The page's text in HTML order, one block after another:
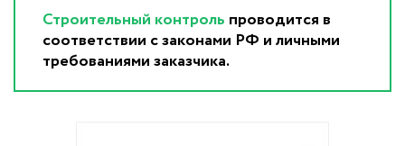
Строительный контроль проводится в
соответствии с законами РФ и личными
требованиями заказчика.